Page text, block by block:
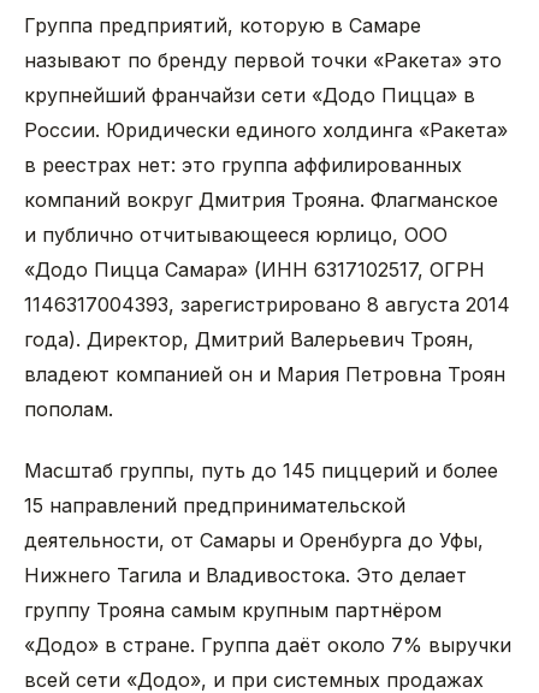
Группа предприятий, которую в Самаре
называют по бренду первой точки «Ракета» это
крупнейший франчайзи сети «Додо Пицца» в
России. Юридически единого холдинга «Ракета»
в реестрах нет: это группа аффилированных
компаний вокруг Дмитрия Трояна. Флагманское
и публично отчитывающееся юрлицо, ООО
«Додо Пицца Самара» (ИНН 6317102517, ОГРН
1146317004393, зарегистрировано 8 августа 2014
года). Директор, Дмитрий Валерьевич Троян,
владеют компанией он и Мария Петровна Троян
пополам.
Масштаб группы, путь до 145 пиццерий и более
15 направлений предпринимательской
деятельности, от Самары и Оренбурга до Уфы,
Нижнего Тагила и Владивостока. Это делает
группу Трояна самым крупным партнёром
«Додо» в стране. Группа даёт около 7% выручки
всей сети «Додо», и при системных продажах